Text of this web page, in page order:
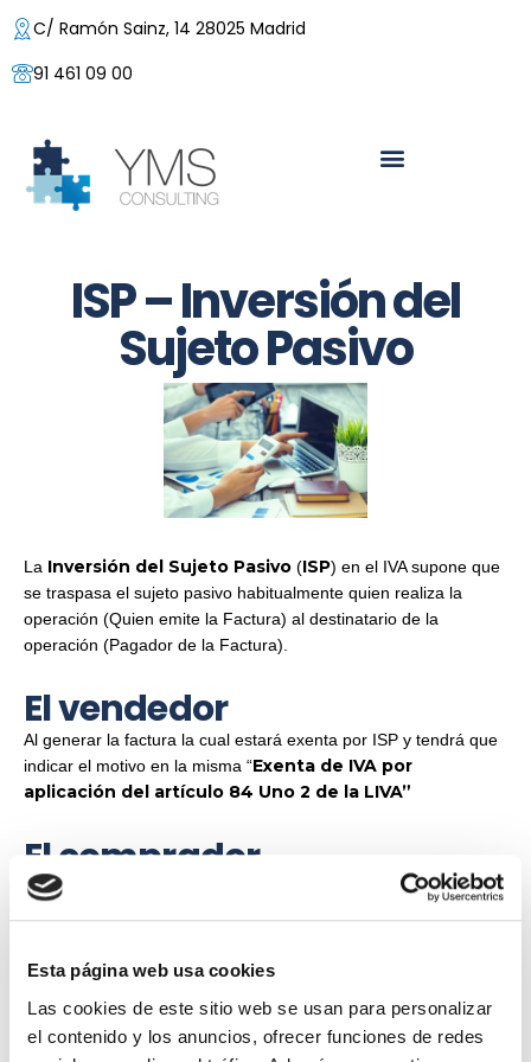
Esta página web usa cookies
Las cookies de este sitio web se usan para personalizar
el contenido y los anuncios, ofrecer funciones de redes
C/ Ramón Sainz, 14 28025 Madrid
91 461 09 00
ISP – Inversión del
Sujeto Pasivo
La Inversión del Sujeto Pasivo (ISP) en el IVA supone que
se traspasa el sujeto pasivo habitualmente quien realiza la
operación (Quien emite la Factura) al destinatario de la
operación (Pagador de la Factura).
El vendedor
Al generar la factura la cual estará exenta por ISP y tendrá que
indicar el motivo en la misma “Exenta de IVA por
aplicación del artículo 84 Uno 2 de la LIVA”
El comprador
Tiene que contabilizar la factura con ISP realizando
soportado) y cuenta 477 (IVA repercutido).
LIVA artículo 94, supuestos